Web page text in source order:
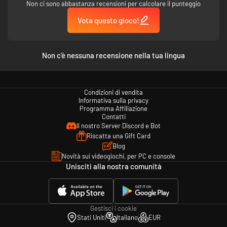
Se possiedi i dati di salvataggio di Onimusha: Warlords riceverai anche un
abito speciale per Jubei. Per cambiare l'abito di Jubei, seleziona
Funzionalità aggiuntive → Abito di Jubei e seleziona Normale o Speciale
dal menu della schermata principale. Questa funzione cambia solo
Non ci sono abbastanza recensioni per calcolare il punteggio
Vota questo gioco!
Non c'è nessuna recensione nella tua lingua
Condizioni di vendita
Informativa sulla privacy
Programma Affiliazione
Contatti
Il nostro Server Discord e Bot
Riscatta una Gift Card
Blog
Novità sui videogiochi, per PC e console
Unisciti alla nostra comunità
Gestisci i cookie
Stati Uniti
Italiano EUR